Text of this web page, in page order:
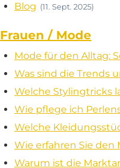
Blog (11. Sept. 2025)
Frauen / Mode
Mode für den Alltag:
Was sind die Trends
Welche Stylingtricks
Wie pflege ich
Welche
Wie erfahren Sie den
Warum ist die